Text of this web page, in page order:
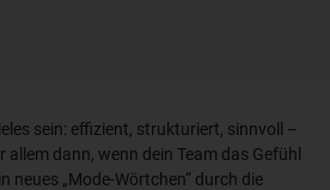
sein: effizient, strukturiert, sinnvoll –
allem dann, wenn dein Team das Gefühl
neues „Mode-Wörtchen“ durch die